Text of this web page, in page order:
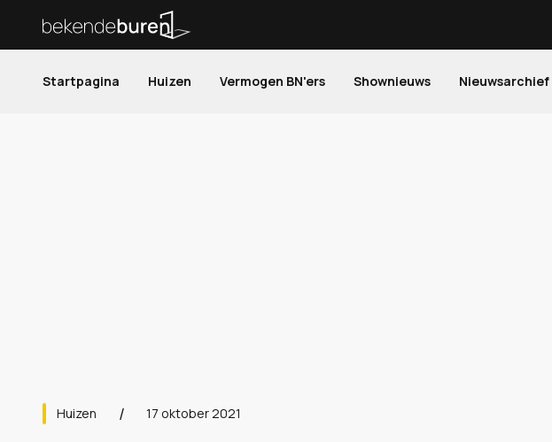
Startpagina Huizen Vermogen BN'ers Shownieuws Nieuwsarchief
Huizen 17 oktober 2021